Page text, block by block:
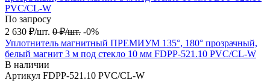
По запросу
2 630 ₽/шт. 0 ₽/шт. -0%
Уплотнитель магнитный ПРЕМИУМ 135°, 180° прозрачный,
белый магнит 3 м под стекло 10 мм FDPP-521.10 PVC/CL-W
В наличии
Артикул FDPP-521.10 PVC/CL-W